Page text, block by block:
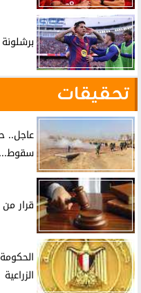
تحقيقات
عاجل..
سقوط...
قرار
الزراعية